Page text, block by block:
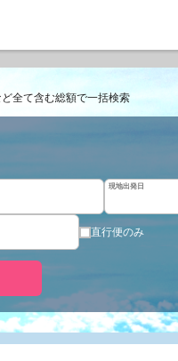
全て含む総額で一括検索
現地出発日
直行便のみ